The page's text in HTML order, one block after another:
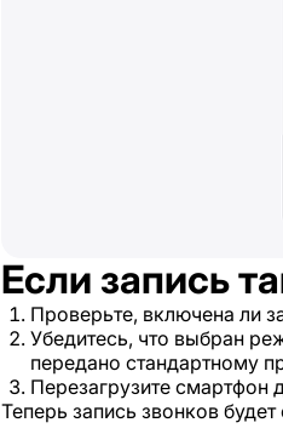
Если запись
Проверьте, включена ли
Убедитесь, что выбран
передано стандартному
Перезагрузите смартфон
Теперь запись звонков